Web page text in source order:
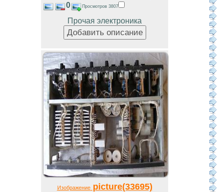
0 Просмотров 3807
Прочая электроника
Изображениеpicture(33695)